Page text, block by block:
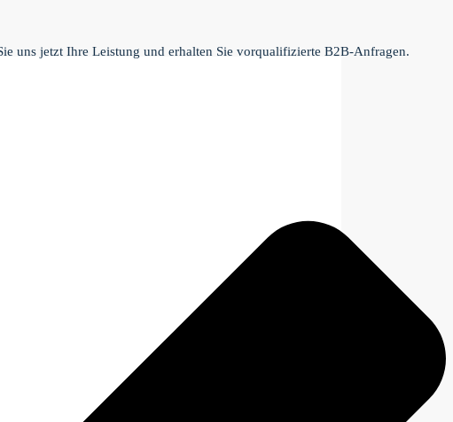
uns jetzt Ihre Leistung und erhalten Sie vorqualifizierte B2B-Anfragen.